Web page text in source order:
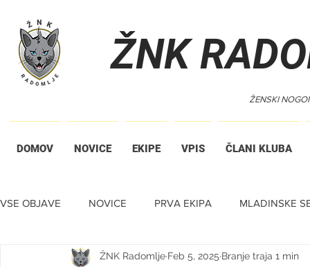
ŽNK
ŽENSKI
DOMOV NOVICE EKIPE VPIS ČLANI KLUBA
VSE OBJAVE NOVICE PRVA EKIPA MLADINSKE
TIHA DRAŽBA ŽNK Radomlje Feb 5, 2025 Branje traja 1 min